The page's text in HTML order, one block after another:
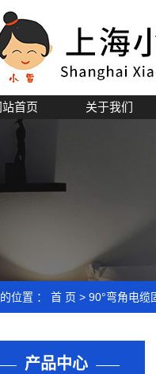
站首页
关于我们
位置 ： 首 页 > 90°弯角电缆
产品中心